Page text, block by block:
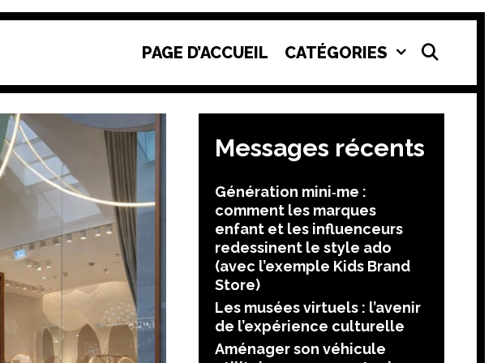
PAGE D’ACCUEIL CATÉGORIES
Messages récents
Génération mini‑me :
comment les marques
enfant et les influenceurs
redessinent le style ado
(avec l’exemple Kids Brand
Store)
Les musées virtuels : l’avenir
de l’expérience culturelle
Aménager son véhicule